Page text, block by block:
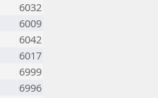
6032
6009
6042
6017
6999
6996